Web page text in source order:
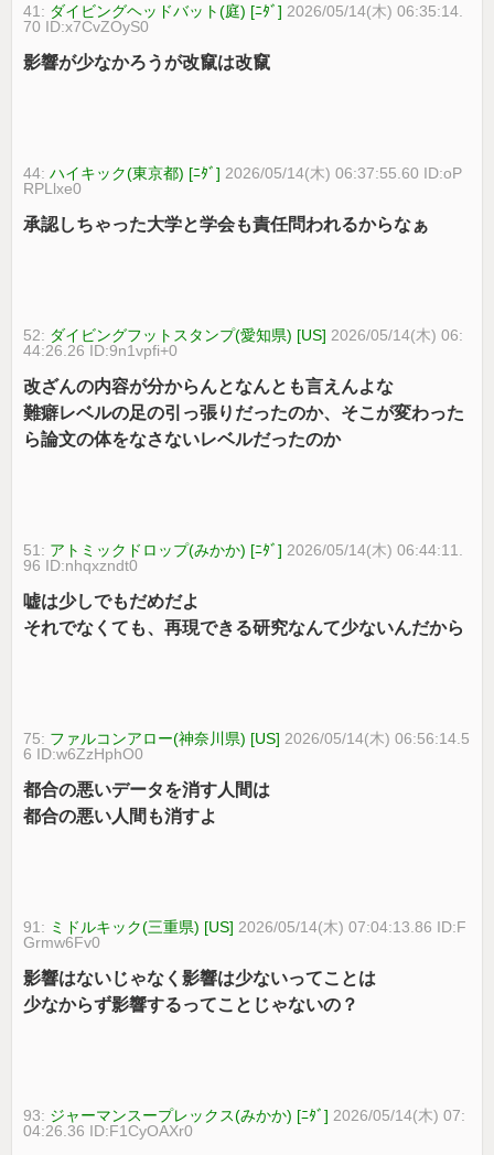
41: ダイビングヘッドバット(庭) [ﾆﾀﾞ] 2026/05/14(木) 06:35:14.
70 ID:x7CvZOyS0
影響が少なかろうが改竄は改竄
44:ハイキック(東京都) [ﾆﾀﾞ] 2026/05/14(木) 06:37:55.60 ID:oP
RPLlxe0
承認しちゃった大学と学会も責任問われるからなぁ
52: ダイビングフットスタンプ(愛知県) [US] 2026/05/14(木) 06:
44:26.26 ID:9n1vpfi+0
改ざんの内容が分からんとなんとも言えんよな
難癖レベルの足の引っ張りだったのか、そこが変わった
ら論文の体をなさないレベルだったのか
51: アトミックドロップ(みかか) [ﾆﾀﾞ] 2026/05/14(木) 06:44:11.
96 ID:nhqxzndt0
嘘は少しでもだめだよ
それでなくても、再現できる研究なんて少ないんだから
75: ファルコンアロー(神奈川県) [US] 2026/05/14(木) 06:56:14.5
6 ID:w6ZzHphO0
都合の悪いデータを消す人間は
都合の悪い人間も消すよ
91: ミドルキック(三重県) [US] 2026/05/14(木) 07:04:13.86 ID:F
Grmw6Fv0
影響はないじゃなく影響は少ないってことは
少なからず影響するってことじゃないの？
93: ジャーマンスープレックス(みかか) [ﾆﾀﾞ] 2026/05/14(木) 07:
04:26.36 ID:F1CyOAXr0